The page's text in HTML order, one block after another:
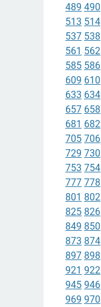
489 490
513 514
537 538
561 562
585 586
609 610
633 634
657 658
681 682
705 706
729 730
753 754
777 778
801 802
825 826
849 850
873 874
897 898
921 922
945 946
969 970